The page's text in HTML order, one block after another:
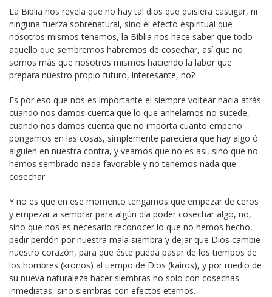
La Biblia nos revela que no hay tal dios que quisiera castigar, ni
ninguna fuerza sobrenatural, sino el efecto espiritual que
nosotros mismos tenemos, la Biblia nos hace saber que todo
aquello que sembremos habremos de cosechar, así que no
somos más que nosotros mismos haciendo la labor que
prepara nuestro propio futuro, interesante, no?
Es por eso que nos es importante el siempre voltear hacia atrás
cuando nos damos cuenta que lo que anhelamos no sucede,
cuando nos damos cuenta que no importa cuanto empeño
pongamos en las cosas, simplemente pareciera que hay algo ó
alguien en nuestra contra, y veamos que no es así, sino que no
hemos sembrado nada favorable y no tenemos nada que
cosechar.
Y no es que en ese momento tengamos que empezar de ceros
y empezar a sembrar para algún día poder cosechar algo, no,
sino que nos es necesario reconocer lo que no hemos hecho,
pedir perdón por nuestra mala siembra y dejar que Dios cambie
nuestro corazón, para que éste pueda pasar de los tiempos de
los hombres (kronos) al tiempo de Dios (kairos), y por medio de
su nueva naturaleza hacer siembras no solo con cosechas
inmediatas, sino siembras con efectos eternos.